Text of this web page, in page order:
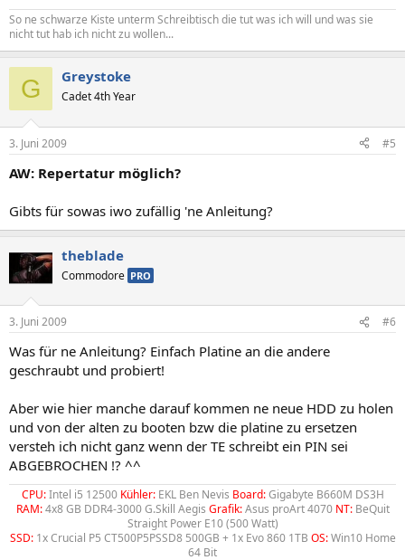
So ne schwarze Kiste unterm Schreibtisch die tut was ich will und was sie
nicht tut hab ich nicht zu wollen...
G Greystoke
Cadet 4th Year
3. Juni 2009 #5
AW: Repertatur möglich?
Gibts für sowas iwo zufällig 'ne Anleitung?
theblade
Commodore PRO
3. Juni 2009 #6
Was für ne Anleitung? Einfach Platine an die andere
geschraubt und probiert!
Aber wie hier manche darauf kommen ne neue HDD zu holen
und von der alten zu booten bzw die platine zu ersetzen
versteh ich nicht ganz wenn der TE schreibt ein PIN sei
ABGEBROCHEN !? ^^
CPU:Intel i5 12500 Kühler:EKL Ben Nevis Board:Gigabyte B660M DS3H
RAM:4x8 GB DDR4-3000 G.Skill Aegis Grafik:Asus proArt 4070 NT: BeQuit
Straight Power E10 (500 Watt)
SSD: 1x Crucial P5 CT500P5PSSD8 500GB + 1x Evo 860 1TB OS:Win10 Home
64 Bit​